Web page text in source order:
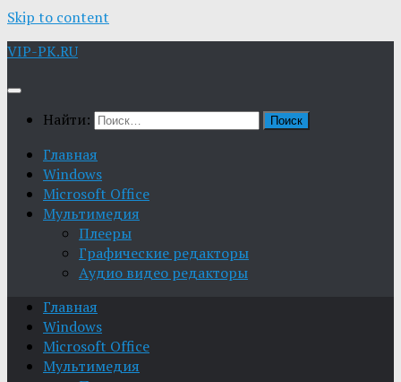
Skip to content
VIP-PK.RU
Найти:
Главная
Windows
Microsoft Office
Мультимедия
Плееры
Графические редакторы
Aудио видео редакторы
Главная
Windows
Microsoft Office
Мультимедия